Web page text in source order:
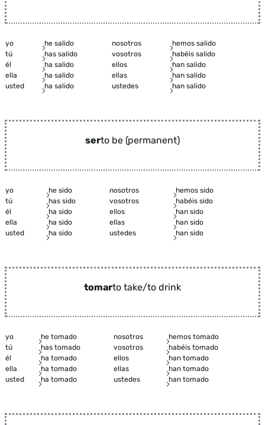
yo he salido nosotros
hemos salido
tú
has salido vosotros
habéis salido
él
ha salido ellos
han salido
ella
ha salido ellas
han salido
usted
ha salido ustedes han salido
serto be (permanent)
yo he sido nosotros
hemos sido
tú
has sido vosotros
habéis sido
él
ha sido ellos
han sido
ella
ha sido ellas
han sido
usted
ha sido ustedes han sido
tomarto take/to drink
yo he tomado nosotros
hemos tomado
tú
has tomado vosotros
habéis tomado
él
ha tomado ellos
han tomado
ella
ha tomado ellas
han tomado
usted
ha tomado ustedes han tomado